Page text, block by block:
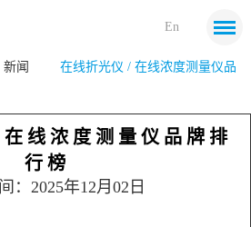
En
新闻
在线折光仪 / 在线浓度测量仪品
线浓度测量仪品牌排
行榜
：2025年12月02日